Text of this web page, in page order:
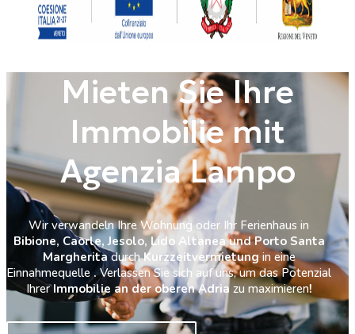
Mieten Sie Ihre
Immobilie mit
Agenzia Lampo
Wir verwandeln Ihre Wohnung oder Ihr Ferienhaus in
Bibione, Caorle, Jesolo, Lido Altanea und Porto Santa
MargheritadurchKurzzeitvermietung in eine
Einnahmequelle.Verlassen Sie sich auf uns, um das Potenzial
IhrerImmobilie an der oberen Adriazu maximieren!